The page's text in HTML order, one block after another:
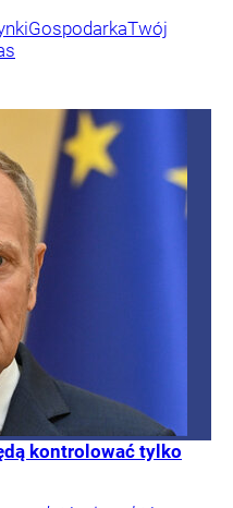
GospodarkaTwój
kontrolować tylko